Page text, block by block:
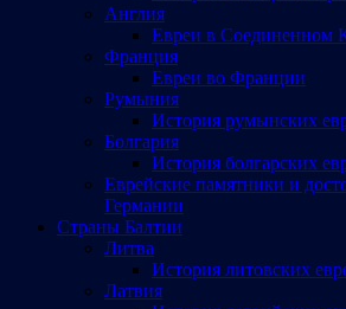
Англия
Евреи в Соединенном
Франция
Евреи во Франции
Румыния
История румынских
Болгария
История болгарских
Еврейские памятники и
Германии
Страны Балтии
Литва
История литовских
Латвия